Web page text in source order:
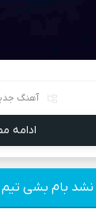
آهنگ
ادامه
نشد بام بشی